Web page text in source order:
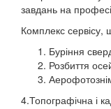
завдань на
Комплекс сервісу,
Буріння
Розбиття
4.Топографічна і